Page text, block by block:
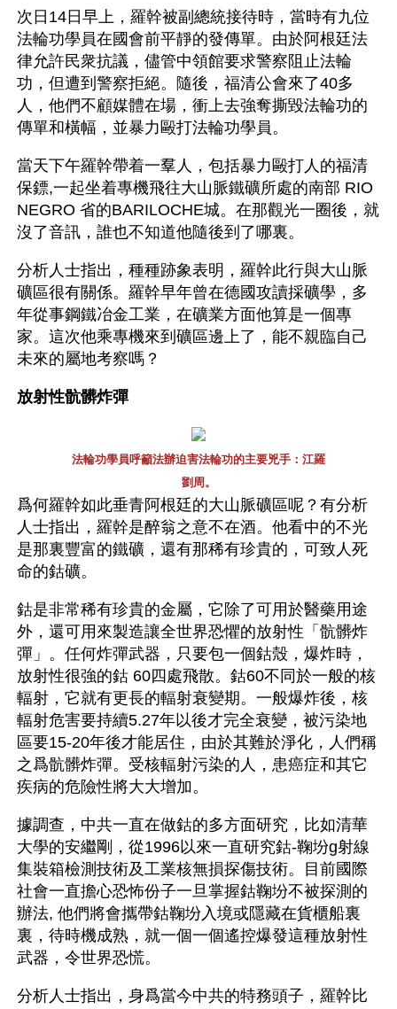
次日14日早上，羅幹被副總統接待時，當時有九位
法輪功學員在國會前平靜的發傳單。由於阿根廷法
律允許民衆抗議，儘管中領館要求警察阻止法輪
功，但遭到警察拒絕。隨後，福清公會來了40多
人，他們不顧媒體在場，衝上去強奪撕毀法輪功的
傳單和橫幅，並暴力毆打法輪功學員。
當天下午羅幹帶着一羣人，包括暴力毆打人的福清
保鏢,一起坐着專機飛往大山脈鐵礦所處的南部 RIO
NEGRO 省的BARILOCHE城。在那觀光一圈後，就
沒了音訊，誰也不知道他隨後到了哪裏。
分析人士指出，種種跡象表明，羅幹此行與大山脈
礦區很有關係。羅幹早年曾在德國攻讀採礦學，多
年從事鋼鐵冶金工業，在礦業方面他算是一個專
家。這次他乘專機來到礦區邊上了，能不親臨自己
未來的屬地考察嗎？
放射性骯髒炸彈
法輪功學員呼籲法辦迫害法輪功的主要兇手：江羅
劉周。
爲何羅幹如此垂青阿根廷的大山脈礦區呢？有分析
人士指出，羅幹是醉翁之意不在酒。他看中的不光
是那裏豐富的鐵礦，還有那稀有珍貴的，可致人死
命的鈷礦。
鈷是非常稀有珍貴的金屬，它除了可用於醫藥用途
外，還可用來製造讓全世界恐懼的放射性「骯髒炸
彈」。任何炸彈武器，只要包一個鈷殼，爆炸時，
放射性很強的鈷 60四處飛散。鈷60不同於一般的核
輻射，它就有更長的輻射衰變期。一般爆炸後，核
輻射危害要持續5.27年以後才完全衰變，被污染地
區要15-20年後才能居住，由於其難於淨化，人們稱
之爲骯髒炸彈。受核輻射污染的人，患癌症和其它
疾病的危險性將大大增加。
據調查，中共一直在做鈷的多方面研究，比如清華
大學的安繼剛，從1996以來一直研究鈷-鞠坋g射線
集裝箱檢測技術及工業核無損探傷技術。目前國際
社會一直擔心恐怖份子一旦掌握鈷鞠坋不被探測的
辦法, 他們將會攜帶鈷鞠坋入境或隱藏在貨櫃船裏
裏，待時機成熟，就一個一個遙控爆發這種放射性
武器，令世界恐慌。
分析人士指出，身爲當今中共的特務頭子，羅幹比